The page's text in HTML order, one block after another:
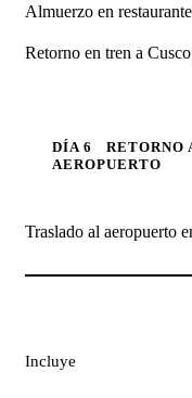
Almuerzo en
Retorno en tren a
DÍA 6
RETORNO
AEROPUERTO
Traslado al aeropuerto
Incluye